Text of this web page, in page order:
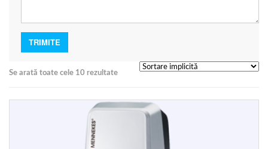
Se arată toate cele 10 rezultate